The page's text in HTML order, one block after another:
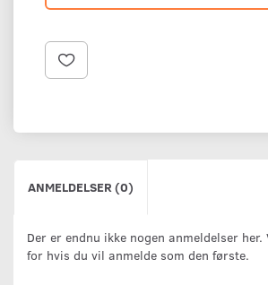
ANMELDELSER (0)
Der er endnu ikke nogen anmeldelser
for hvis du vil anmelde som den første.